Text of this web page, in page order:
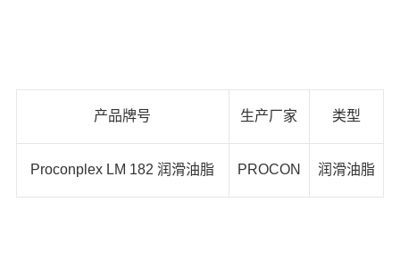
产品牌号 生产厂家 类型
Proconplex LM 182 润滑油脂 PROCON 润滑油脂